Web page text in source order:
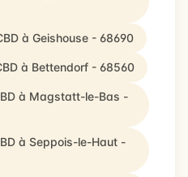
à Geishouse - 68690
à Bettendorf - 68560
à Magstatt-le-Bas -
à Seppois-le-Haut -